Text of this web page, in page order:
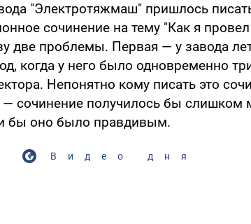
"Электротяжмаш" пришлось
сочинение на тему "Как я провел
две проблемы. Первая — у завода
когда у него было одновременно
Непонятно кому писать это
— сочинение получилось бы слишком
бы оно было правдивым.
Видео дня